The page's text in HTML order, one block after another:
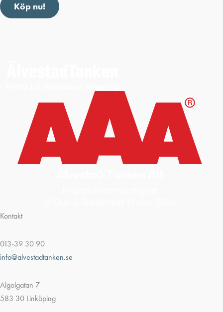
Köp nu!
Kontakt
013-39 30 90
info@alvestadtanken.se
Algolgatan 7
583 30 Linköping